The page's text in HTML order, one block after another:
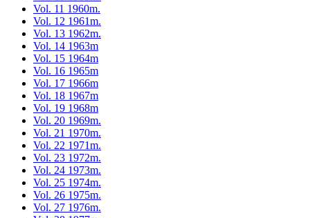
Vol. 11 1960m.
Vol. 12 1961m.
Vol. 13 1962m.
Vol. 14 1963m
Vol. 15 1964m
Vol. 16 1965m
Vol. 17 1966m
Vol. 18 1967m
Vol. 19 1968m
Vol. 20 1969m.
Vol. 21 1970m.
Vol. 22 1971m.
Vol. 23 1972m.
Vol. 24 1973m.
Vol. 25 1974m.
Vol. 26 1975m.
Vol. 27 1976m.